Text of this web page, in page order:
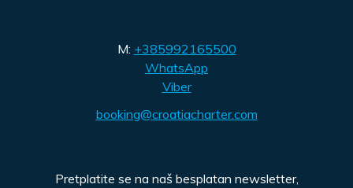
M: +385992165500
WhatsApp
Viber
booking@croatiacharter.com
Pretplatite se na naš besplatan newsletter,